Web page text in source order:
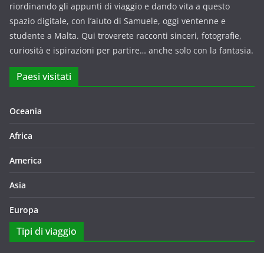
riordinando gli appunti di viaggio e dando vita a questo
spazio digitale, con l’aiuto di Samuele, oggi ventenne e
studente a Malta. Qui troverete racconti sinceri, fotografie,
curiosità e ispirazioni per partire… anche solo con la fantasia.
Paesi visitati
Oceania
Africa
America
Asia
Europa
Tipi di viaggio